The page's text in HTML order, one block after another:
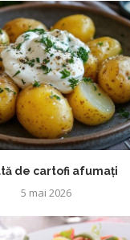
de cartofi afumați
5 mai 2026